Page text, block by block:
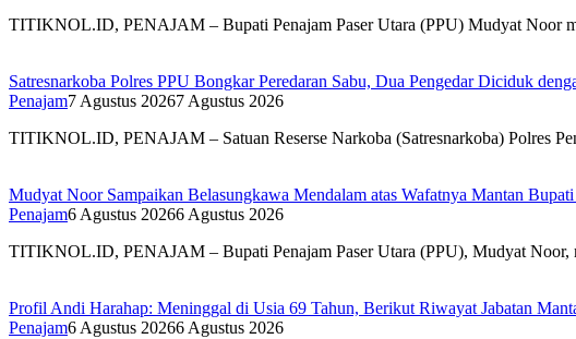
TITIKNOL.ID, PENAJAM – Bupati Penajam Paser Utara (PPU) Mudyat Noor
Satresnarkoba Polres PPU Bongkar Peredaran Sabu, Dua Pengedar Diciduk
Penajam7 Agustus 20267 Agustus 2026
TITIKNOL.ID, PENAJAM – Satuan Reserse Narkoba (Satresnarkoba) Polres
Mudyat Noor Sampaikan Belasungkawa Mendalam atas Wafatnya Mantan
Penajam6 Agustus 20266 Agustus 2026
TITIKNOL.ID, PENAJAM – Bupati Penajam Paser Utara (PPU), Mudyat Noor,
Profil Andi Harahap: Meninggal di Usia 69 Tahun, Berikut Riwayat Jabatan
Penajam6 Agustus 20266 Agustus 2026